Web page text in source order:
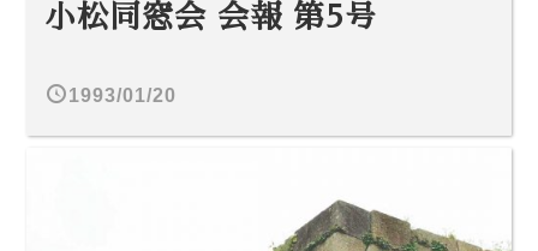
小松同窓会 会報 第5号
1993/01/20